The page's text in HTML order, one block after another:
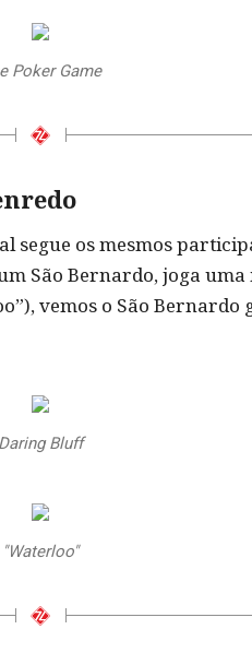
Poker Game
segue os mesmos
São Bernardo, joga
vemos o São
Daring Bluff
"Waterloo"